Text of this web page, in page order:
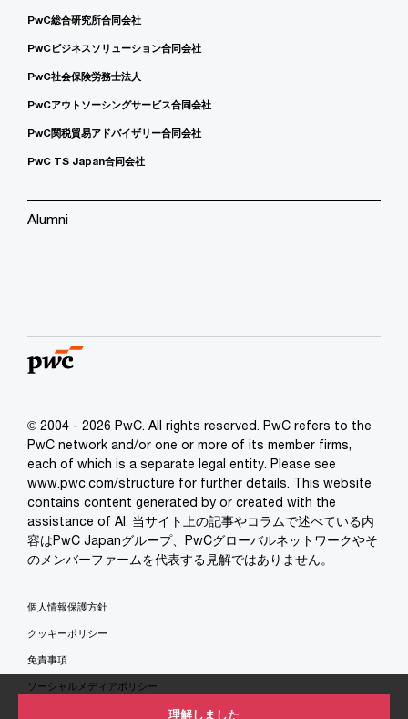
理解しました
PwC総合研究所合同会社
PwCビジネスソリューション合同会社
PwC社会保険労務士法人
PwCアウトソーシングサービス合同会社
PwC関税貿易アドバイザリー合同会社
PwC TS Japan合同会社
Alumni
© 2004 - 2026 PwC. All rights reserved. PwC refers to the
PwC network and/or one or more of its member firms,
each of which is a separate legal entity. Please see
www.pwc.com/structure for further details. This website
contains content generated by or created with the
assistance of AI. 当サイト上の記事やコラムで述べている内
容はPwC Japanグループ、PwCグローバルネットワークやそ
のメンバーファームを代表する見解ではありません。
個人情報保護方針
クッキーポリシー
免責事項
ソーシャルメディアポリシー